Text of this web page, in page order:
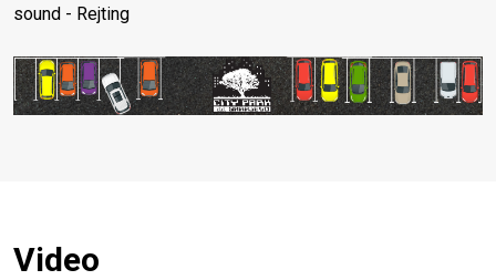
sound - Rejting
Video